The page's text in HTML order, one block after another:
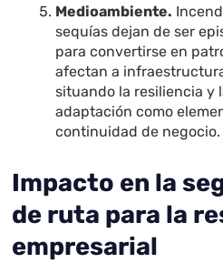
Medioambiente.
sequías dejan de ser
para convertirse en
afectan a
situando la resiliencia y
adaptación como
continuidad de negocio.
Impacto en la
de ruta para la
empresarial